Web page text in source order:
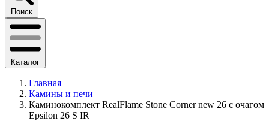
Поиск
Каталог
Главная
Камины и печи
Каминокомплект RealFlame Stone Corner new 26 с очагом
Epsilon 26 S IR